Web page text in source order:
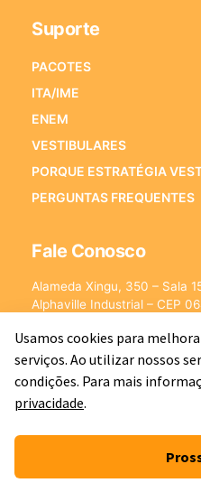
Suporte
PACOTES
ITA/IME
ENEM
VESTIBULARES
PORQUE ESTRATÉGIA
PERGUNTAS FREQUENTES
Fale Conosco
Alameda Xingu, 350 – Sala
Alphaville Industrial – CEP
E-mail:[email protected]
©2026 - Estratégia Vestibulares